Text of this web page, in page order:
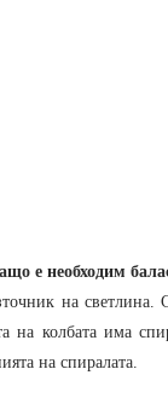
е необходим
на
на колбата има
на спиралата.